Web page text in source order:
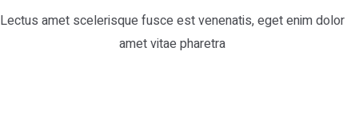
Lectus amet scelerisque fusce est venenatis, eget enim dolor
amet vitae pharetra